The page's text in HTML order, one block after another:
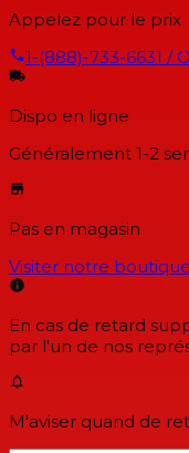
Appelez pour le prix
1-(888)-733-6631 /
Dispo en ligne
Généralement 1-2
Pas en magasin
Visiter notre boutique
En cas de retard
par l'un de nos
M'aviser quand de